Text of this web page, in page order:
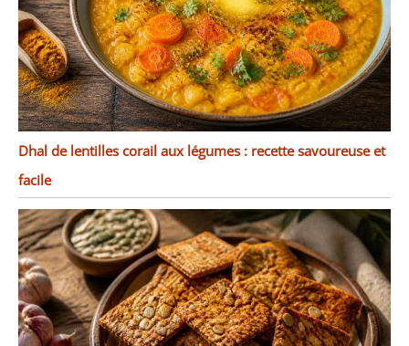
Dhal de lentilles corail aux légumes : recette savoureuse et
facile